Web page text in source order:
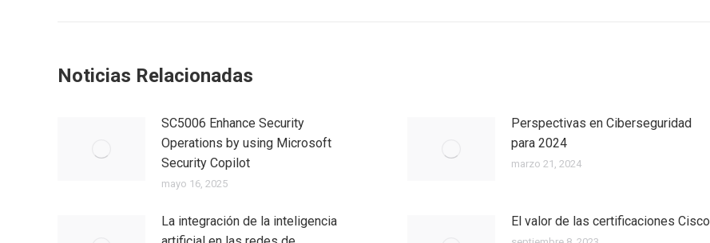
Noticias Relacionadas
SC5006 Enhance Security
Operations by using Microsoft
Security Copilot
mayo 16, 2025
Perspectivas en Ciberseguridad
para 2024
marzo 21, 2024
La integración de la inteligencia
El valor de las certificaciones Cisco